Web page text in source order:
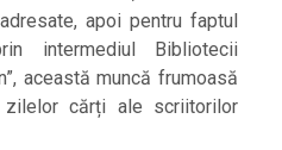
apoi pentru faptul
intermediul Bibliotecii
această muncă frumoasă
cărți ale scriitorilor